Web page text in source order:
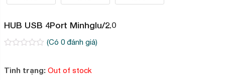
HUB USB 4Port Minhglu/2.0
5
(Có 0đánh giá)
Tình trạng: Out of stock